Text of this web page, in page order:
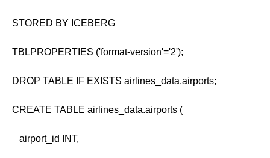
STORED BY ICEBERG
TBLPROPERTIES ('format-version'='2');
DROP TABLE IF EXISTS airlines_data.airports;
CREATE TABLE airlines_data.airports (
airport_id INT,